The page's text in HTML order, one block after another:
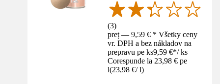
(3)
preț — 9,59 € * Všetky ceny
vr. DPH a bez nákladov na
prepravu pe ks9,59 €*/ ks
Corespunde la 23,98 € pe
l(23,98 €/ l)